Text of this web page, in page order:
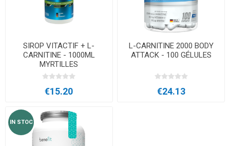
SIROP VITACTIF + L-
CARNITINE - 1000ML
MYRTILLES
€15.20
L-CARNITINE 2000 BODY
ATTACK - 100 GÉLULES
€24.13
IN STOC